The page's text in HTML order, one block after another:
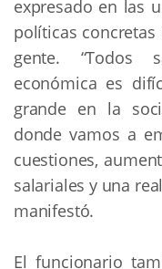
expresado en las
políticas
gente. “Todos
económica es
grande en la
donde vamos a
cuestiones,
salariales y una
manifestó.
El funcionario